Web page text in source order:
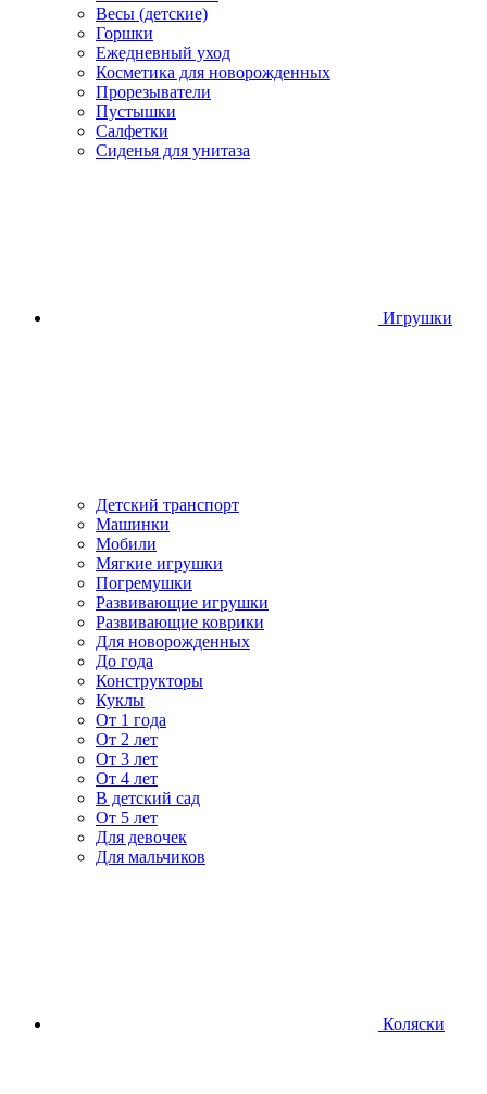
Весы (детские)
Горшки
Ежедневный уход
Косметика для новорожденных
Прорезыватели
Пустышки
Салфетки
Сиденья для унитаза
Игрушки
Детский транспорт
Машинки
Мобили
Мягкие игрушки
Погремушки
Развивающие игрушки
Развивающие коврики
Для новорожденных
До года
Конструкторы
Куклы
От 1 года
От 2 лет
От 3 лет
От 4 лет
В детский сад
От 5 лет
Для девочек
Для мальчиков
Коляски